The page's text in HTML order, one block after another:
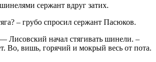
сержант вдруг затих.
– грубо спросил сержант Пасюков.
начал стягивать шинели. –
Во, вишь, горячий и мокрый весь от пота.